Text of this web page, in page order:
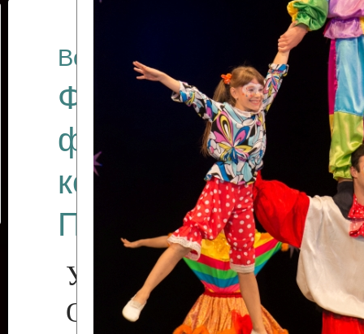
ОТЧЕТЫ ГКЦ
Все отчеты
Финал
фестиваля
коллективов
Приднестровского
Участники фестиваля:
Образцовый